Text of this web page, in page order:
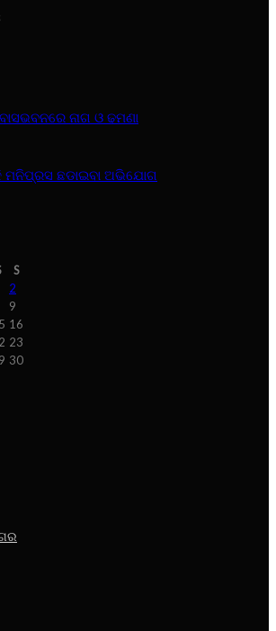
ନାଗ ଓ ଢମଣା
ମନିପ୍ରସ ଛଡାଇବା ଅଭିଯୋଗ
S
2
9
16
23
30